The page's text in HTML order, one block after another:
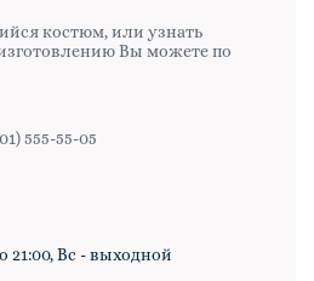
костюм, или узнать
Вы можете по
555-55-05
21:00, Вс - выходной